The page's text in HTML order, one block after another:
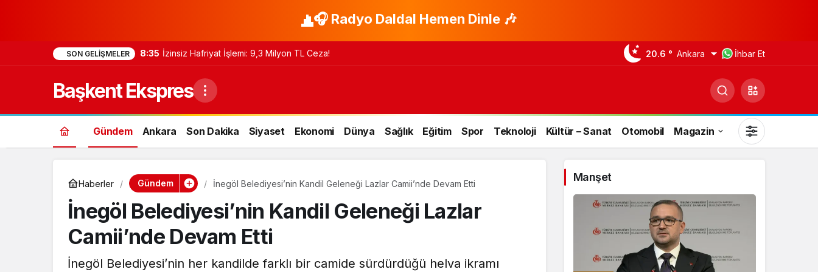
🎧 Radyo Daldal Hemen Dinle 🎶
SON GELIŞMELER 8:35 İzinsiz Hafriyat İşlemi: 9,3 Milyon TL Ceza! 20.6 ° Ankara İhbar Et
Başkent Ekspres
Gündem Ankara Son Dakika Siyaset Ekonomi Dünya Sağlık Eğitim Spor Teknoloji Kültür – Sanat Otomobil Magazin
Gündüz Modu
Gündüz modunu seçin.
Haberler Gündem İnegöl Belediyesi’nin Kandil Geleneği Lazlar Camii’nde Devam Etti
İnegöl Belediyesi’nin Kandil Geleneği Lazlar
Camii’nde Devam Etti
İnegöl Belediyesi’nin her kandilde farklı bir camide sürdürdüğü helva ikramı
Manşet